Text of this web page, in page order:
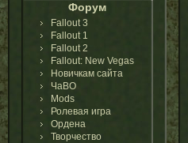
Форум
Fallout 3
Fallout 1
Fallout 2
Fallout: New Vegas
Новичкам сайта
ЧаВО
Mods
Ролевая игра
Ордена
Творчество